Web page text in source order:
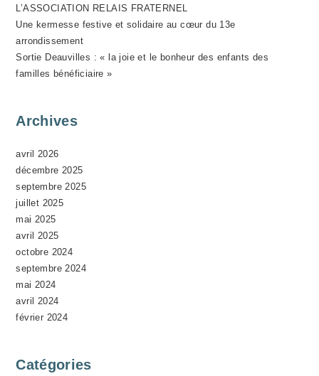
M
E
N
T
L’ASSOCIATION RELAIS FRATERNEL
Une kermesse festive et solidaire au cœur du 13e
arrondissement
Sortie Deauvilles : « la joie et le bonheur des enfants des
familles bénéficiaire »
Archives
avril 2026
décembre 2025
septembre 2025
juillet 2025
mai 2025
avril 2025
octobre 2024
septembre 2024
mai 2024
avril 2024
février 2024
Catégories